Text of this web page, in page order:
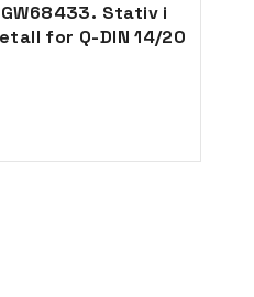
GW68433. Stativ i
for Q-DIN 14/20